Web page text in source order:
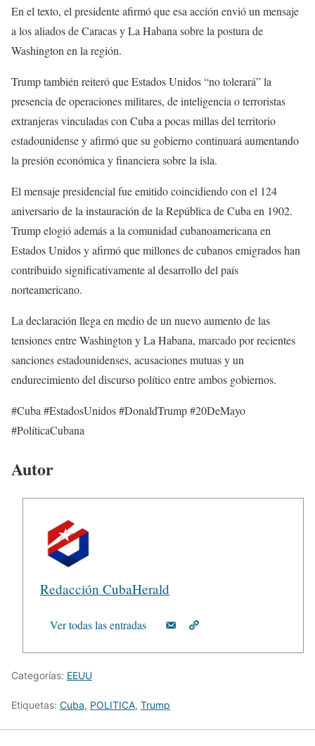
En el texto, el presidente afirmó que esa acción envió un mensaje
a los aliados de Caracas y La Habana sobre la postura de
Washington en la región.
Trump también reiteró que Estados Unidos “no tolerará” la
presencia de operaciones militares, de inteligencia o terroristas
extranjeras vinculadas con Cuba a pocas millas del territorio
estadounidense y afirmó que su gobierno continuará aumentando
la presión económica y financiera sobre la isla.
El mensaje presidencial fue emitido coincidiendo con el 124
aniversario de la instauración de la República de Cuba en 1902.
Trump elogió además a la comunidad cubanoamericana en
Estados Unidos y afirmó que millones de cubanos emigrados han
contribuido significativamente al desarrollo del país
norteamericano.
La declaración llega en medio de un nuevo aumento de las
tensiones entre Washington y La Habana, marcado por recientes
sanciones estadounidenses, acusaciones mutuas y un
endurecimiento del discurso político entre ambos gobiernos.
#Cuba #EstadosUnidos #DonaldTrump #20DeMayo
#PolíticaCubana
Autor
Redacción CubaHerald
Ver todas las entradas
Categorías: EEUU
Etiquetas: Cuba, POLITICA, Trump